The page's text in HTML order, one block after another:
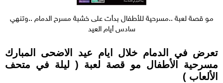
مو قصة لعبة ..مسرحية للأطفال بدأت على خشبة مسرح الدمام ..وتنهي
سادس أيام العيد
تعرض في الدمام خلال ايام عيد الاضحى المبارك
مسرحية الأطفال مو قصة لعبة ( ليلة في متحف
الألعاب )